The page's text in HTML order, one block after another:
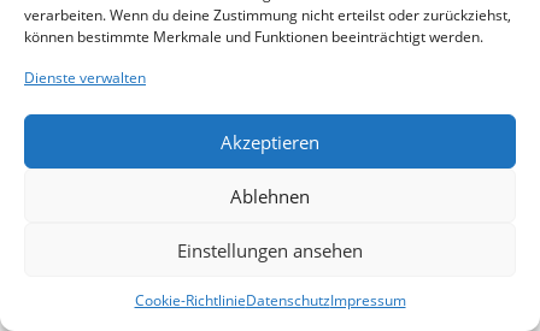
verarbeiten. Wenn du deine Zustimmung nicht erteilst oder zurückziehst,
können bestimmte Merkmale und Funktionen beeinträchtigt werden.
Dienste verwalten
Akzeptieren
Ablehnen
Einstellungen ansehen
Cookie-RichtlinieDatenschutzImpressum